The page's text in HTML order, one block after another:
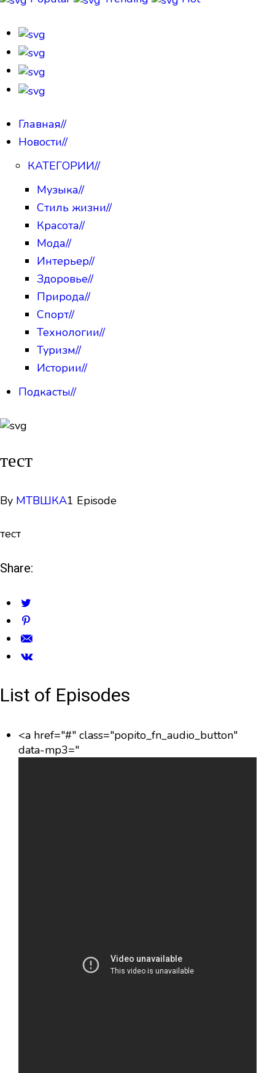
Главная//
Новости//
КАТЕГОРИИ//
Музыка//
Стиль жизни//
Красота//
Мода//
Интерьер//
Здоровье//
Природа//
Спорт//
Технологии//
Туризм//
Истории//
Подкасты//
тест
By МТВШКА1 Episode
тест
Share:
List of Episodes
<a href="#" class="popito_fn_audio_button"
data-mp3="